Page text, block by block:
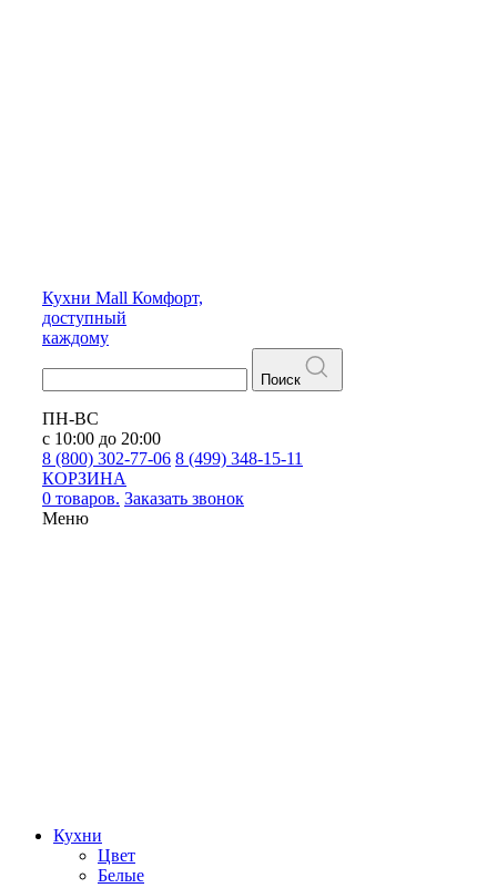
Кухни Mall Комфорт,
доступный
каждому
Поиск
ПН-ВС
с 10:00 до 20:00
8 (800) 302-77-06 8 (499) 348-15-11
КОРЗИНА
0 товаров. Заказать звонок
Меню
Кухни
Цвет
Белые